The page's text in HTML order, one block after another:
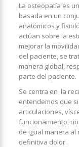
La osteopatía es
basada en un
anatómicos y
actúan sobre la
mejorar la
del paciente, se
manera global,
parte del paciente.
Se centra en la
entendemos que
articulaciones,
funcionamiento,
de igual manera
definitiva dolor.